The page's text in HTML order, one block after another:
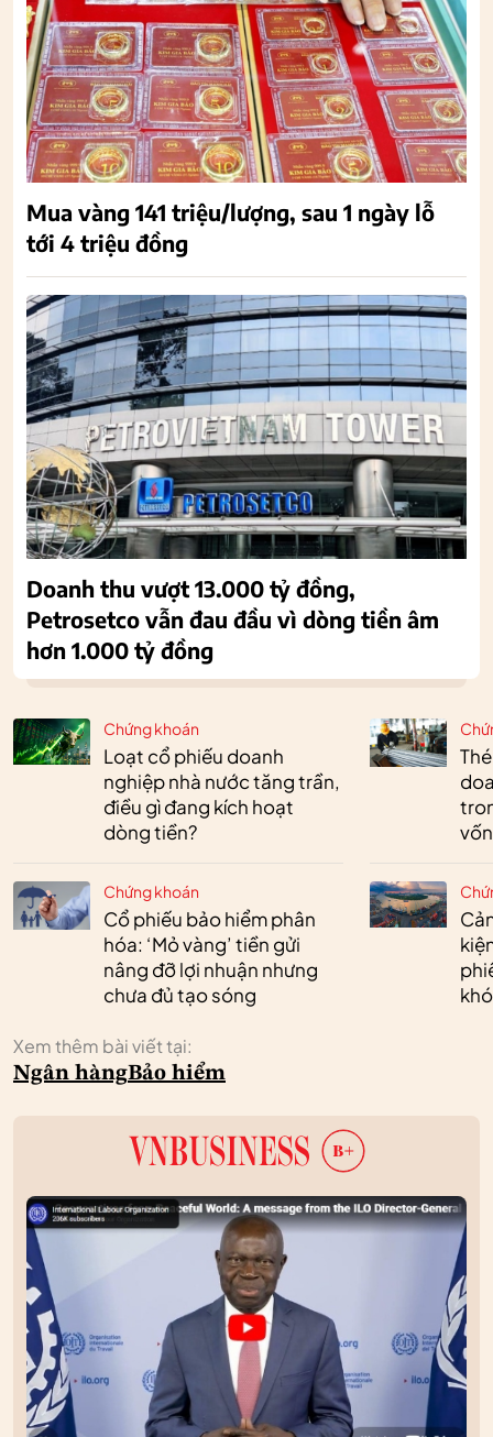
Chứng khoán
Loạt cổ phiếu doanh
nghiệp nhà nước tăng trần,
điều gì đang kích hoạt
dòng tiền?
Chứng khoán
Cổ phiếu bảo hiểm phân
hóa: ‘Mỏ vàng’ tiền gửi
nâng đỡ lợi nhuận nhưng
chưa đủ tạo sóng
vốn
Xem thêm bài viết tại:
Ngân hàngBảo hiểm
Mua vàng 141 triệu/lượng, sau 1 ngày lỗ
tới 4 triệu đồng
Doanh thu vượt 13.000 tỷ đồng,
Petrosetco vẫn đau đầu vì dòng tiền âm
hơn 1.000 tỷ đồng